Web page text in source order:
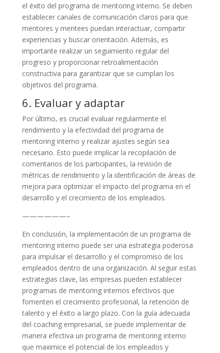
el éxito del programa de mentoring interno. Se deben
establecer canales de comunicación claros para que
mentores y mentees puedan interactuar, compartir
experiencias y buscar orientación. Además, es
importante realizar un seguimiento regular del
progreso y proporcionar retroalimentación
constructiva para garantizar que se cumplan los
objetivos del programa.
6. Evaluar y adaptar
Por último, es crucial evaluar regularmente el
rendimiento y la efectividad del programa de
mentoring interno y realizar ajustes según sea
necesario. Esto puede implicar la recopilación de
comentarios de los participantes, la revisión de
métricas de rendimiento y la identificación de áreas de
mejora para optimizar el impacto del programa en el
desarrollo y el crecimiento de los empleados.
——————–
En conclusión, la implementación de un programa de
mentoring interno puede ser una estrategia poderosa
para impulsar el desarrollo y el compromiso de los
empleados dentro de una organización. Al seguir estas
estrategias clave, las empresas pueden establecer
programas de mentoring internos efectivos que
fomenten el crecimiento profesional, la retención de
talento y el éxito a largo plazo. Con la guía adecuada
del coaching empresarial, se puede implementar de
manera efectiva un programa de mentoring interno
que maximice el potencial de los empleados y